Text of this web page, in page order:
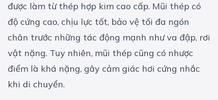
được làm từ thép hợp kim cao cấp. Mũi thép có
độ cứng cao, chịu lực tốt, bảo vệ tối đa ngón
chân trước những tác động mạnh như va đập, rơi
vật nặng. Tuy nhiên, mũi thép cũng có nhược
điểm là khá nặng, gây cảm giác hơi cứng nhắc
khi di chuyển.